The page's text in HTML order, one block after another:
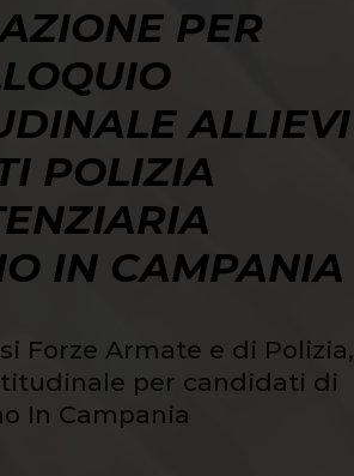
PER
ALLIEVI
POLIZIA
IN CAMPANIA
Forze Armate e di Polizia,
per candidati di
In Campania